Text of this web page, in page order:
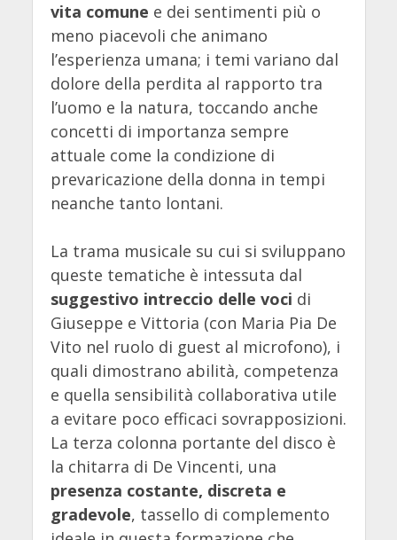
vita comune e dei sentimenti più o
meno piacevoli che animano
l’esperienza umana; i temi variano dal
dolore della perdita al rapporto tra
l’uomo e la natura, toccando anche
concetti di importanza sempre
attuale come la condizione di
prevaricazione della donna in tempi
neanche tanto lontani.
La trama musicale su cui si sviluppano
queste tematiche è intessuta dal
suggestivo intreccio delle voci di
Giuseppe e Vittoria (con Maria Pia De
Vito nel ruolo di guest al microfono), i
quali dimostrano abilità, competenza
e quella sensibilità collaborativa utile
a evitare poco efficaci sovrapposizioni.
La terza colonna portante del disco è
la chitarra di De Vincenti, una
presenza costante, discreta e
gradevole, tassello di complemento